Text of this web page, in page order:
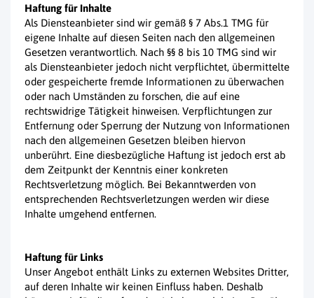
Haftung für Inhalte
Als Diensteanbieter sind wir gemäß § 7 Abs.1 TMG für
eigene Inhalte auf diesen Seiten nach den allgemeinen
Gesetzen verantwortlich. Nach §§ 8 bis 10 TMG sind wir
als Diensteanbieter jedoch nicht verpflichtet, übermittelte
oder gespeicherte fremde Informationen zu überwachen
oder nach Umständen zu forschen, die auf eine
rechtswidrige Tätigkeit hinweisen. Verpflichtungen zur
Entfernung oder Sperrung der Nutzung von Informationen
nach den allgemeinen Gesetzen bleiben hiervon
unberührt. Eine diesbezügliche Haftung ist jedoch erst ab
dem Zeitpunkt der Kenntnis einer konkreten
Rechtsverletzung möglich. Bei Bekanntwerden von
entsprechenden Rechtsverletzungen werden wir diese
Inhalte umgehend entfernen.
Haftung für Links
Unser Angebot enthält Links zu externen Websites Dritter,
auf deren Inhalte wir keinen Einfluss haben. Deshalb